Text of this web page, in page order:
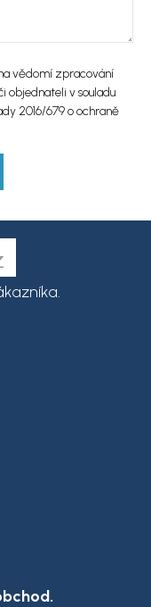
vědomí zpracování
objednateli v souladu
2016/679 o ochraně